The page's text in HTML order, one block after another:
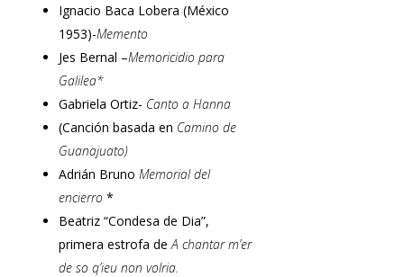
Ignacio Baca Lobera (México
1953)-Memento
Jes Bernal –Memoricidio para
Galilea*
Gabriela Ortiz- Canto a Hanna
(Canción basada en Camino de
Guanajuato)
Adrián Bruno Memorial del
encierro *
Beatriz “Condesa de Dia”,
primera estrofa deA chantar m’er
de so q’ieu non volria.